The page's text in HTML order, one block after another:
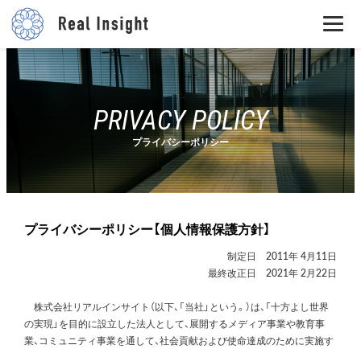
PRIVACY POLICY
プライバシーポリシー
プライバシーポリシー【個人情報保護方針】
制定日 2011年 4月11日
最終改正日 2021年 2月22日
株式会社リアルインサイト（以下、「当社」という。）は、「十方よし世界
の実現」を目的に設立した法人として、展開するメディア事業や教育事
業、コミュニティ事業を通して、社会貢献および使命達成のために実施す